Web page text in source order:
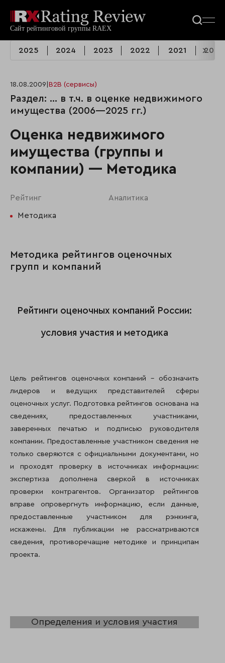
2025 2024 2023 2022 2021 2020
18.08.2009 B2B (сервисы)
Раздел: ... в т.ч. в оценке недвижимого
имущества (2006—2025 гг.)
Оценка недвижимого
имущества (группы и
компании) — Методика
Рейтинг Аналитика
Методика
Методика рейтингов оценочных
групп и компаний
Рейтинги оценочных компаний России:
условия участия и методика
Цель рейтингов оценочных компаний – обозначить
лидеров и ведущих представителей сферы
оценочных услуг. Подготовка рейтингов основана на
сведениях, предоставленных участниками,
заверенных печатью и подписью руководителя
компании. Предоставленные участником сведения не
только сверяются с официальными документами, но
и проходят проверку в источниках информации:
экспертиза дополнена сверкой в источниках
проверки контрагентов. Организатор рейтингов
вправе опровергнуть информацию, если данные,
предоставленные участником для рэнкинга,
искажены. Для публикации не рассматриваются
сведения, противоречащие методике и принципам
проекта.
Определения и условия участия